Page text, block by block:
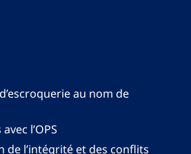
au nom de
l’OPS
de l’intégrité et des conflits